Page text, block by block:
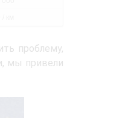
проблему,
мы привели